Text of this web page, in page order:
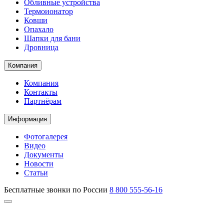
Обливные устройства
Термоионатор
Ковши
Опахало
Шапки для бани
Дровница
Компания
Компания
Контакты
Партнёрам
Информация
Фотогалерея
Видео
Документы
Новости
Статьи
Бесплатные звонки по России 8 800 555-56-16